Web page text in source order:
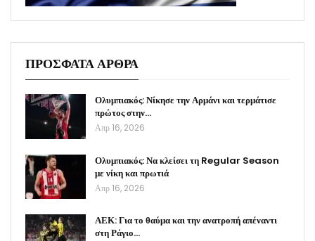
ΠΡΟΣΦΑΤΑ ΑΡΘΡΑ
Ολυμπιακός: Νίκησε την Αρμάνι και τερμάτισε
πρώτος στην…
Απρ 16, 2026
Ολυμπιακός: Να κλείσει τη Regular Season
με νίκη και πρωτιά
Απρ 16, 2026
ΑΕΚ: Για το θαύμα και την ανατροπή απέναντι
στη Ράγιο…